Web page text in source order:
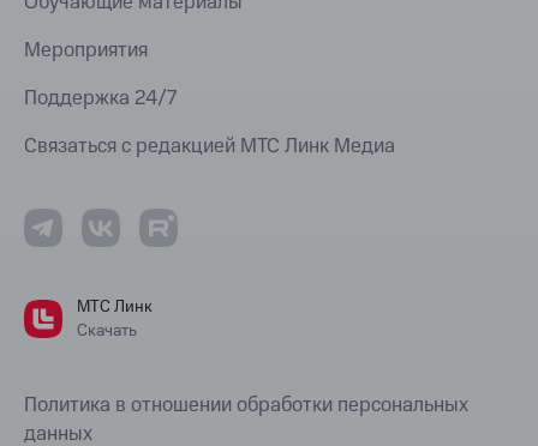
Мероприятия
Поддержка 24/7
Связаться с редакцией МТС Линк Медиа
МТС Линк
Скачать
Политика в отношении обработки персональных
данных